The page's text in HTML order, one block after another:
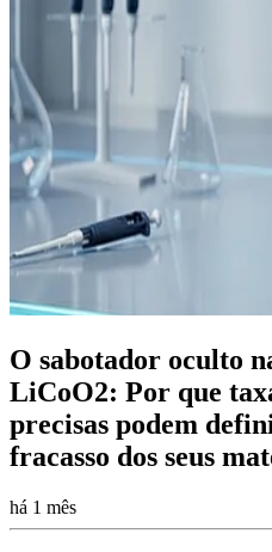
O sabotador oculto
LiCoO2: Por que
precisas podem
fracasso dos seus
há 1 mês